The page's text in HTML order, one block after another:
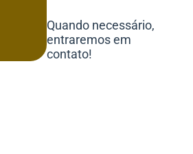
Quando necessário,
entraremos em
contato!